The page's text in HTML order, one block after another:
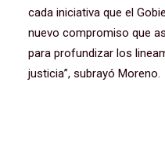
cada iniciativa que el
nuevo compromiso que
para profundizar los
justicia”, subrayó Moreno.